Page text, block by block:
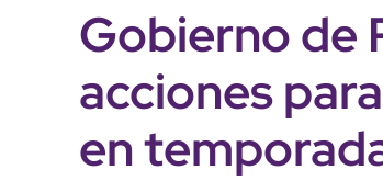
Gobierno de
acciones
en